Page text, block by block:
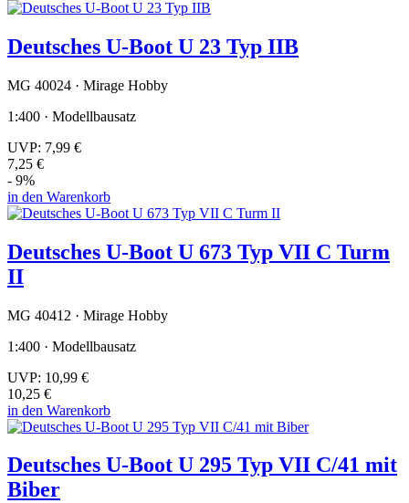
Deutsches U-Boot U 23 Typ IIB
MG 40024 · Mirage Hobby
1:400 · Modellbausatz
UVP: 7,99 €
7,25 €
- 9%
in den Warenkorb
Deutsches U-Boot U 673 Typ VII C Turm
II
MG 40412 · Mirage Hobby
1:400 · Modellbausatz
UVP: 10,99 €
10,25 €
in den Warenkorb
Deutsches U-Boot U 295 Typ VII C/41 mit
Biber